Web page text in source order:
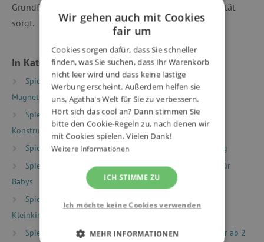
Grundfläche hat eine Metalloberfläche, die für Stabilität
sorgt.
In Kategorien eingeteilt
Spielzeug nach Typ
Magnetspielzeug
Magnetbaukasten
Spielzeug nach Typ
Baukästen und
Konstruktionsspielzeug
Magnetbaukästen
Spielzeug nach Typ
Bewährte Spiele und Spielzeug
Spielzeug nach Alter
Spielzeug und Ausstattung für
Babys
Spielzeug nach Alter
Kleinkinder
Spielzeug nach Alter
Spiele & Spielzeug für Kinder ab 2
Wir gehen auch mit Cookies
fair um
Cookies sorgen dafür, dass Sie schneller
finden, was Sie suchen, dass Ihr Warenkorb
nicht leer wird und dass keine lästige
Werbung erscheint. Außerdem helfen sie
uns, Agatha's Welt für Sie zu verbessern.
Hört sich das cool an? Dann stimmen Sie
bitte den Cookie-Regeln zu, nach denen wir
mit Cookies spielen. Vielen Dank!
Weitere Informationen
ICH STIMME ZU
Ich möchte keine Cookies verwenden
MEHR INFORMATIONEN